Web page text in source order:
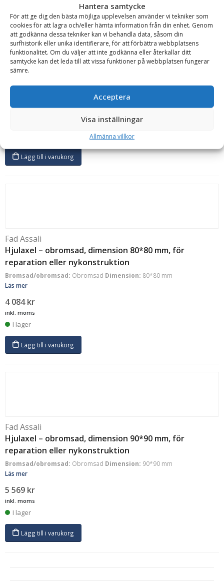
Hantera samtycke
För att ge dig den bästa möjliga upplevelsen använder vi tekniker som
cookies för att lagra och/eller hämta information från din enhet. Genom
att godkänna dessa tekniker kan vi behandla data, såsom din
surfhistorik eller unika identifierare, för att förbättra webbplatsens
funktionalitet. Om du väljer att inte godkänna eller återkallar ditt
samtycke kan det leda till att vissa funktioner på webbplatsen fungerar
sämre.
Acceptera
Visa inställningar
Allmänna villkor
Fad Assali
Hjulaxel – obromsad, dimension 70*70 mm, för
reparation eller nykonstruktion
Bromsad/obromsad:ObromsadDimension:70*70 mm
Lägg till i varukorg
Fad Assali
Hjulaxel – obromsad, dimension 80*80 mm, för
reparation eller nykonstruktion
Bromsad/obromsad: Obromsad Dimension: 80*80 mm
Läs mer
4 084kr
inkl. moms
I lager
Lägg till i varukorg
Fad Assali
Hjulaxel – obromsad, dimension 90*90 mm, för
reparation eller nykonstruktion
Bromsad/obromsad: Obromsad Dimension: 90*90 mm
Läs mer
5 569 kr
inkl. moms
I lager
Lägg till i varukorg